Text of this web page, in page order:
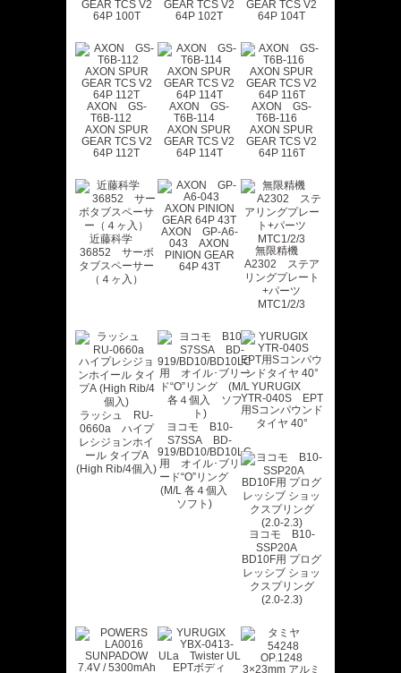
GEAR TCS V2
64P 100T
GEAR TCS V2
64P 102T
GEAR TCS V2
64P 104T
AXON GS-
T6B-112
AXON SPUR
GEAR TCS V2
64P 112T
AXON GS-
T6B-114
AXON SPUR
GEAR TCS V2
64P 114T
AXON GS-
T6B-116
AXON SPUR
GEAR TCS V2
64P 116T
近藤科学
36852 サーボ
タブスペーサー
（４ヶ入）
AXON GP-A6-
043 AXON
PINION GEAR
64P 43T
無限精機
A2302 ステア
リングプレート
+パーツ
MTC1/2/3
ラッシュ RU-
0660a ハイプ
レシジョンホイ
ール タイプA
(High Rib/4個入)
ヨコモ B10-
S7SSA BD-
919/BD10/BD10LC
用 オイル･ブリ
ード“O”リング
(M/L 各４個入
ソフト)
YURUGIX
YTR-040S EPT
用Sコンパウンド
タイヤ 40°
ヨコモ B10-
SSP20A
BD10F用 プログ
レッシブ ショッ
クスプリング
(2.0-2.3)